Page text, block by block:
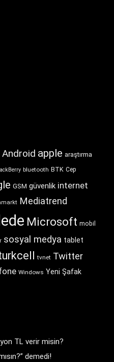
Android apple araştırma
bluetooth BTK Cep
GSM güvenlik internet
Mediatrend
Microsoft mobil
sosyal medya tablet
tvnet Twitter
Windows Yeni Şafak
TL verir misin?
demedi!